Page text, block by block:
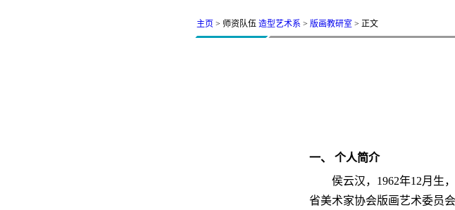
主页 > 师资队伍 造型艺术系 > 版画教研室 > 正文
一、 个人简介
侯云汉，1962年12月生
省美术家协会版画艺术委员